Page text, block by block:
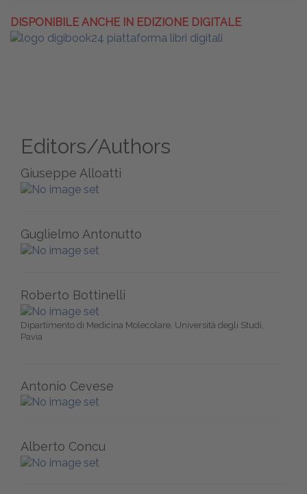
DISPONIBILE ANCHE IN EDIZIONE DIGITALE
Editors/Authors
Giuseppe Alloatti
Guglielmo Antonutto
Roberto Bottinelli
Dipartimento di Medicina Molecolare, Università degli Studi,
Pavia
Antonio Cevese
Alberto Concu